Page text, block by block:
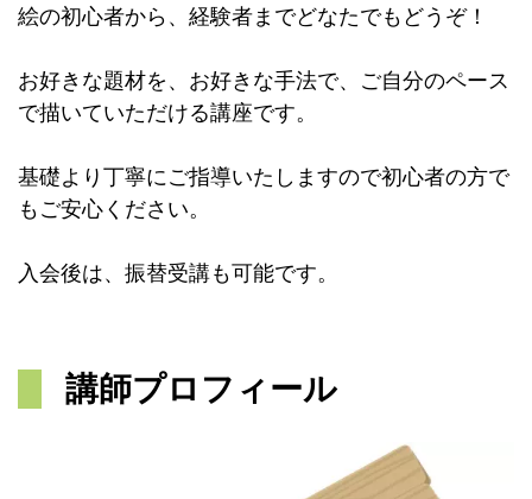
絵の初心者から、経験者までどなたでもどうぞ！
お好きな題材を、お好きな手法で、ご自分のペース
で描いていただける講座です。
基礎より丁寧にご指導いたしますので初心者の方で
もご安心ください。
入会後は、振替受講も可能です。
講師プロフィール